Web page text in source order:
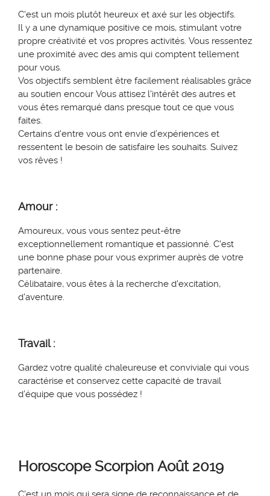
C'est un mois plutôt heureux et axé sur les objectifs.
Il y a une dynamique positive ce mois, stimulant votre
propre créativité et vos propres activités. Vous ressentez
une proximité avec des amis qui comptent tellement
pour vous.
Vos objectifs semblent être facilement réalisables grâce
au soutien encour Vous attisez l'intérêt des autres et
vous êtes remarqué dans presque tout ce que vous
faites.
Certains d'entre vous ont envie d’expériences et
ressentent le besoin de satisfaire les souhaits. Suivez
vos rêves !
Amour :
Amoureux, vous vous sentez peut-être
exceptionnellement romantique et passionné. C'est
une bonne phase pour vous exprimer auprès de votre
partenaire.
Célibataire, vous êtes à la recherche d'excitation,
d'aventure.
Travail :
Gardez votre qualité chaleureuse et conviviale qui vous
caractérise et conservez cette capacité de travail
d’équipe que vous possédez !
HoroscopeScorpion Août 2019